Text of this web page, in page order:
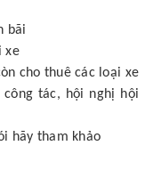
bãi
xe
cho thuê các loại xe
tác, hội nghị hội
hãy tham khảo